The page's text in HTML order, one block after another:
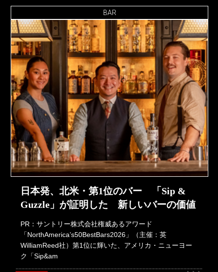
BAR
日本発、北米・第1位のバー 「Sip &
Guzzle」が証明した 新しいバーの価値
PR：サントリー株式会社権威あるアワード
「NorthAmerica’s50BestBars2026」（主催：英
WilliamReed社）第1位に輝いた、アメリカ・ニューヨー
ク「Sip&am